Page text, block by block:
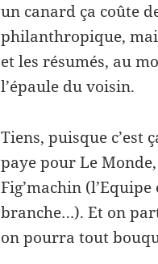
un canard ça coûte
philanthropique,
et les résumés, au
l’épaule du voisin.
Tiens, puisque c’est
paye pour Le
Fig’machin
branche…). Et on
on pourra tout